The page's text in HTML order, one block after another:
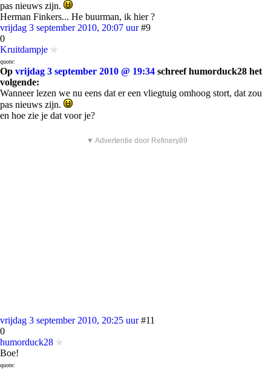
pas nieuws zijn.
Herman Finkers... He buurman, ik hier ?
vrijdag 3 september 2010, 20:07 uur #9
0
Kruitdampje
quote:
Op vrijdag 3 september 2010 @ 19:34 schreef humorduck28 het
volgende:
Wanneer lezen we nu eens dat er een vliegtuig omhoog stort, dat zou
pas nieuws zijn.
en hoe zie je dat voor je?
▼ Advertentie door Refinery89
vrijdag 3 september 2010, 20:25 uur #11
0
humorduck28
Boe!
quote: